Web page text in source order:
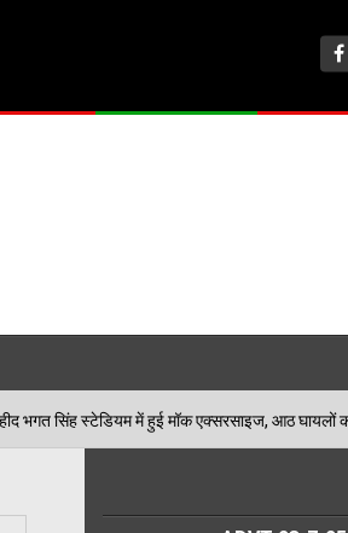
हुई मॉक एक्सरसाइज, आठ घायलों का किया गया रेस्क्यू